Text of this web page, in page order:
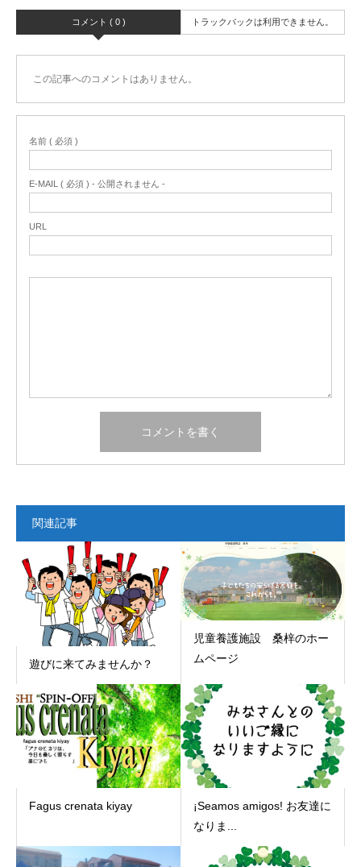
コメント ( 0 ) トラックバックは利用できません。
この記事へのコメントはありません。
名前 ( 必須 )
E-MAIL ( 必須 ) - 公開されません -
URL
関連記事
遊びに来てみませんか？
児童養護施設 桑梓のホー
ムページ
Fagus crenata kiyay
¡Seamos amigos! お友達に
なりま...